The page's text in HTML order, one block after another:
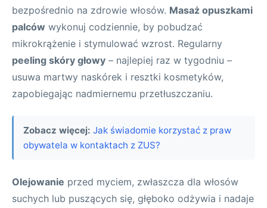
bezpośrednio na zdrowie włosów. Masaż opuszkami
palców wykonuj codziennie, by pobudzać
mikrokrążenie i stymulować wzrost. Regularny
peeling skóry głowy – najlepiej raz w tygodniu –
usuwa martwy naskórek i resztki kosmetyków,
zapobiegając nadmiernemu przetłuszczaniu.
Zobacz więcej: Jak świadomie korzystać z praw
obywatela w kontaktach z ZUS?
Olejowanie przed myciem, zwłaszcza dla włosów
suchych lub puszących się, głęboko odżywia i nadaje